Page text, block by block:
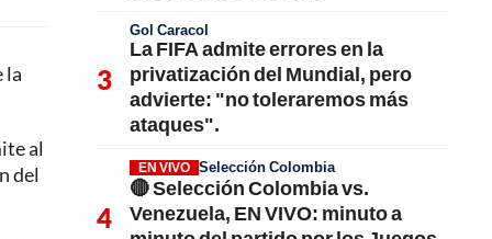
la
al
del
Gol Caracol
La FIFA admite errores en la
privatización del Mundial, pero
advierte: "no toleraremos más
ataques".
EN VIVO Selección Colombia
🔴 Selección Colombia vs.
Venezuela, EN VIVO: minuto a